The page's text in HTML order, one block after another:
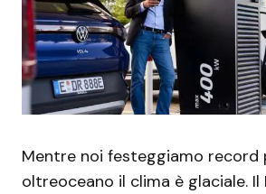
Mentre noi festeggiamo record
oltreoceano il clima è glaciale.